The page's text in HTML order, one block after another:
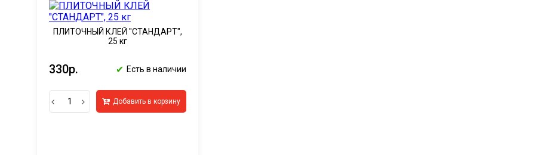
ПЛИТОЧНЫЙ КЛЕЙ "СТАНДАРТ",
25 кг
330р. ✔ Есть в наличии
Добавить в корзину